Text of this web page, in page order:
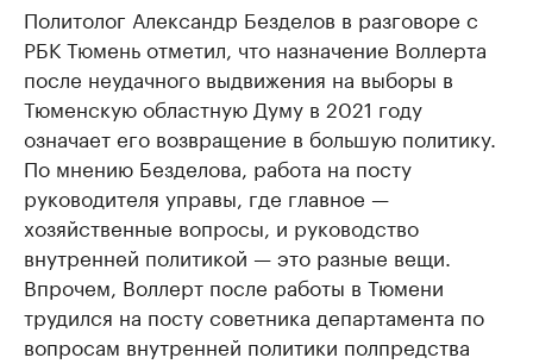
Политолог Александр Безделов в разговоре с
РБК Тюмень отметил, что назначение Воллерта
после неудачного выдвижения на выборы в
Тюменскую областную Думу в 2021 году
означает его возвращение в большую политику.
По мнению Безделова, работа на посту
руководителя управы, где главное —
хозяйственные вопросы, и руководство
внутренней политикой — это разные вещи.
Впрочем, Воллерт после работы в Тюмени
трудился на посту советника департамента по
вопросам внутренней политики полпредства